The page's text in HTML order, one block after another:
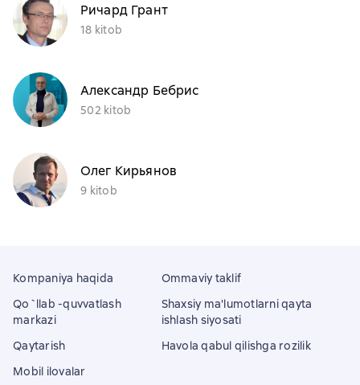
Ричард Грант
18 kitob
Александр Бебрис
502 kitob
Олег Кирьянов
9 kitob
Kompaniya haqida
Qo`llab -quvvatlash
markazi
Qaytarish
Mobil ilovalar
Ommaviy taklif
Shaxsiy ma'lumotlarni qayta
ishlash siyosati
Havola qabul qilishga rozilik